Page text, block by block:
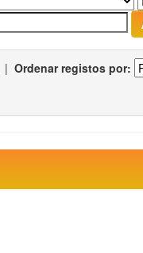
| Ordenar registos por: